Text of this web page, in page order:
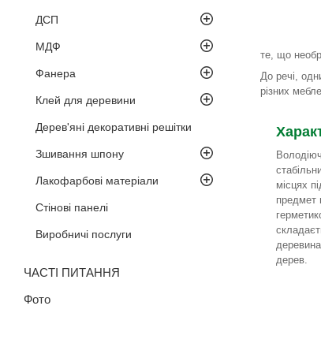
ДСП
МДФ
Фанера
Клей для деревини
Дерев'яні декоративні решітки
Зшивання шпону
Лакофарбові матеріали
Стінові панелі
Виробничі послуги
ЧАСТІ ПИТАННЯ
Фото
​​те, що
До речі,
різних
місцях
предмет
дерев.